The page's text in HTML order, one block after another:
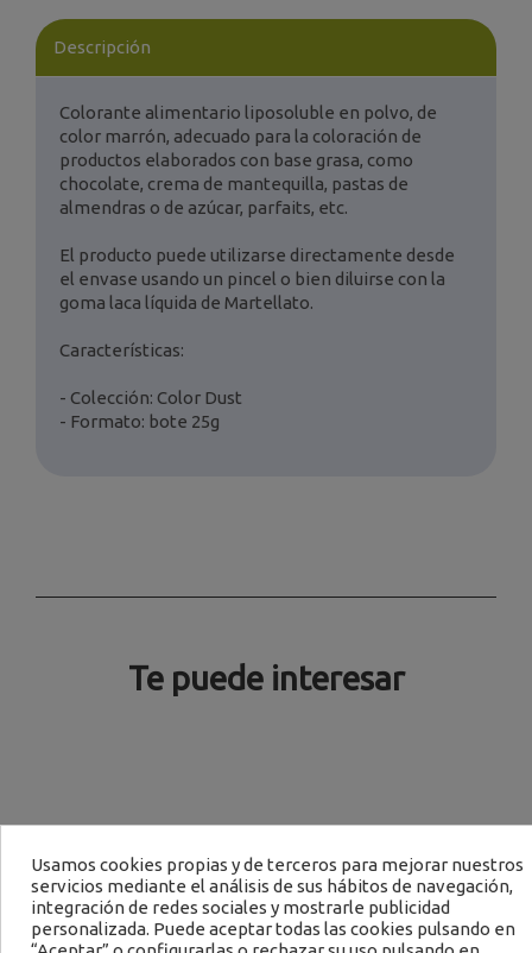
Descripción
Colorante alimentario liposoluble en polvo, de
color marrón, adecuado para la coloración de
productos elaborados con base grasa, como
chocolate, crema de mantequilla, pastas de
almendras o de azúcar, parfaits, etc.
El producto puede utilizarse directamente desde
el envase usando un pincel o bien diluirse con la
goma laca líquida de Martellato.
Características:
- Colección: Color Dust
- Formato: bote 25g
Te puede interesar
Usamos cookies propias y de terceros para mejorar nuestros
servicios mediante el análisis de sus hábitos de navegación,
integración de redes sociales y mostrarle publicidad
personalizada. Puede aceptar todas las cookies pulsando en